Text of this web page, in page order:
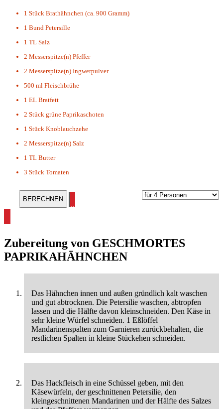
1 Stück Brathähnchen (ca. 900 Gramm)
1 Bund Petersille
1 TL Salz
2 Messerspitze(n) Pfeffer
2 Messerspitze(n) Ingwerpulver
500 ml Fleischbrühe
1 EL Bratfett
2 Stück grüne Paprikaschoten
1 Stück Knoblauchzehe
2 Messerspitze(n) Salz
1 TL Butter
3 Stück Tomaten
alle Hähnchen Rezepte ansehen
Zubereitung von GESCHMORTES
PAPRIKAHÄHNCHEN
Das Hähnchen innen und außen gründlich kalt waschen
und gut abtrocknen. Die Petersilie waschen, abtropfen
lassen und die Hälfte davon kleinschneiden. Den Käse in
sehr kleine Würfel schneiden. 1 Eßlöffel
Mandarinenspalten zum Garnieren zurückbehalten, die
restlichen Spalten in kleine Stückehen schneiden.
Das Hackfleisch in eine Schüssel geben, mit den
Käsewürfeln, der geschnittenen Petersilie, den
kleingeschnittenen Mandarinen und der Hälfte des Salzes